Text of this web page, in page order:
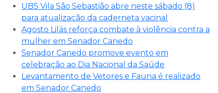
UBS Vila São Sebastião abre neste sábado (8)
para atualização da caderneta vacinal
Agosto Lilás reforça combate à violência contra a
mulher em Senador Canedo
Senador Canedo promove evento em
celebração ao Dia Nacional da Saúde
Levantamento de Vetores e Fauna é realizado
em Senador Canedo